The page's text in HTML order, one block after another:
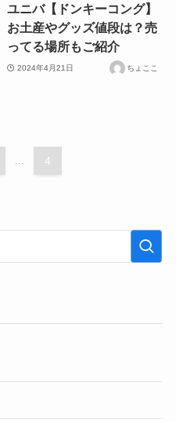
ユニバ【ドンキーコング】
お土産やグッズ値段は？売
ってる場所もご紹介
2024年4月21日 ちょここ
4